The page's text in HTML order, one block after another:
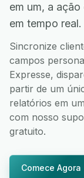
em um, a
em tempo real.
Sincronize
campos
Expresse,
partir de um
relatórios em
com nosso
gratuito.
Comece Agora